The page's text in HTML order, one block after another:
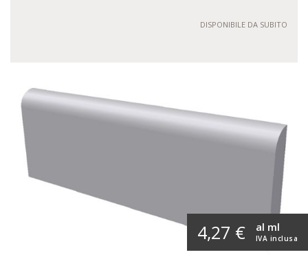
DISPONIBILE DA SUBITO
4,27 € IVA inclusa
al ml